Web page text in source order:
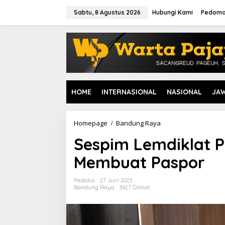
Sabtu, 8 Agustus 2026 Hubungi Kami
HOME INTERNASIONAL NASIONAL
Homepage / Bandung Raya
s
p
i
m
d
Sespim Lemdiklat
Membuat Paspor
Redaksi
27 Juni 2023
Bandung Raya
3427 Dilihat